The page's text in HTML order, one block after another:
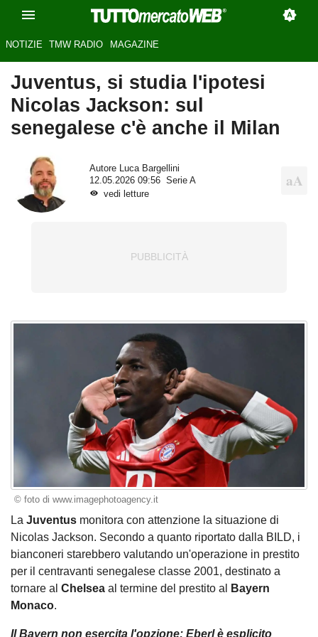
NOTIZIE TMW RADIO MAGAZINE
Juventus, si studia l'ipotesi
Nicolas Jackson: sul
senegalese c'è anche il Milan
Autore Luca Bargellini
12.05.2026 09:56
Serie A
vedi letture
© foto di www.imagephotoagency.it
La Juventus monitora con attenzione la situazione di
Nicolas Jackson. Secondo a quanto riportato dalla BILD, i
bianconeri starebbero valutando un'operazione in prestito
per il centravanti senegalese classe 2001, destinato a
tornare al Chelsea al termine del prestito al
Bayern
Monaco.
Il Bayern non esercita l'opzione: Eberl è esplicito